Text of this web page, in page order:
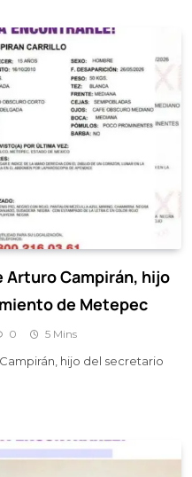
Arturo Campirán, hijo
de Metepec
0 5 Mins
hijo del secretario